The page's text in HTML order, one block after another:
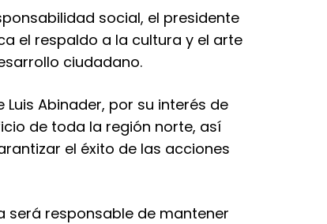
social, el presidente
el respaldo a la cultura y el arte
ciudadano.
Abinader, por su interés de
de toda la región norte, así
el éxito de las acciones
será responsable de mantener